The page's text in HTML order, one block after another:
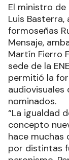
El ministro
Luis
formoseñas
Mensaje,
Martín Fierro
sede de la
permitió la
nominados.
“La igualdad
concepto
hace muchas
por distintas